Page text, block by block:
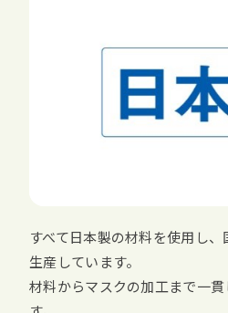
すべて日本製の材料を使用し
生産しています。
材料からマスクの加工まで一